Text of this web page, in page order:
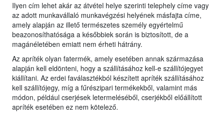
Ilyen cím lehet akár az átvétel helye szerinti telephely címe vagy
az adott munkavállaló munkavégzési helyének másfajta címe,
amely alapján az illető természetes személy egyértelmű
beazonosíthatósága a későbbiek során is biztosított, de a
magánéletében emiatt nem érheti hátrány.
Az apríték olyan fatermék, amely esetében annak származása
alapján kell eldönteni, hogy a szállításához kell-e szállítójegyet
kiállítani. Az erdei faválasztékból készített apríték szállításához
kell szállítójegy, míg a fűrészipari termékekből, valamint más
módon, például cserjések letermeléséből, cserjékből előállított
apríték esetében ez nem kötelező.